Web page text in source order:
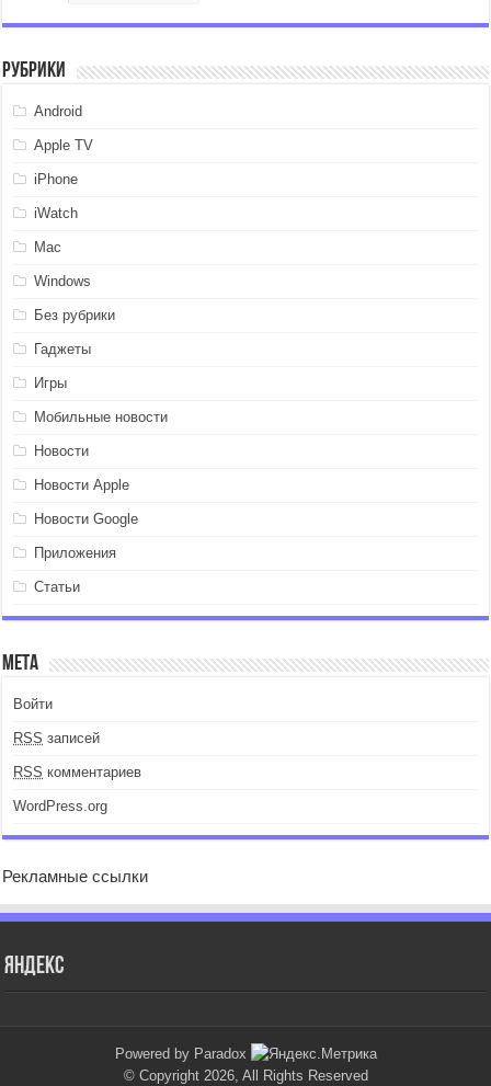
Рубрики
Android
Apple TV
iPhone
iWatch
Mac
Windows
Без рубрики
Гаджеты
Игры
Мобильные новости
Новости
Новости Apple
Новости Google
Приложения
Статьи
Мета
Войти
RSS записей
RSS комментариев
WordPress.org
Рекламные ссылки
Яндекс
Powered by Paradox
© Copyright 2026, All Rights Reserved